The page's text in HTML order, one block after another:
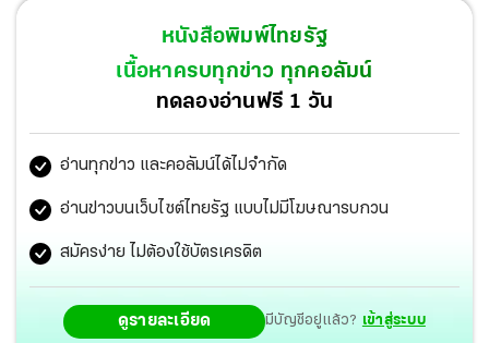
ต้อนรับผู้มีสิทธิเลือกตั้งเมื่อเวลา 08.00 น. ตามเวลาท้องถิ่น
ไปจนถึงเวลา 18.00 น.
หนังสือพิมพ์ไทยรัฐ
เนื้อหาครบทุกข่าว ทุกคอลัมน์
ทดลองอ่านฟรี 1 วัน
อ่านทุกข่าว และคอลัมน์ได้ไม่จำกัด
อ่านข่าวบนเว็บไซต์ไทยรัฐ แบบไม่มีโฆษณารบกวน
สมัครง่าย ไม่ต้องใช้บัตรเครดิต
ดูรายละเอียด มีบัญชีอยู่แล้ว? เข้าสู่ระบบ